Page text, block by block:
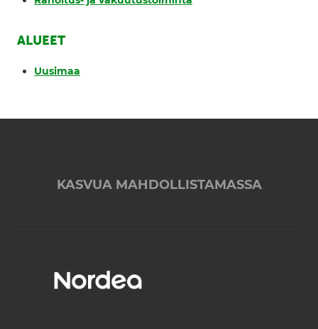
ALUEET
Uusimaa
KASVUA MAHDOLLISTAMASSA